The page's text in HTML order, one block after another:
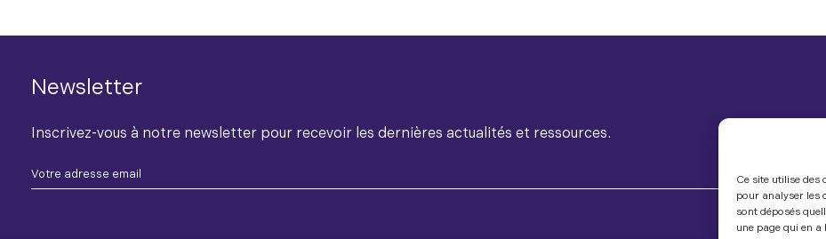
Ce site utilise des
pour analyser les
sont déposés
une page qui en a
Newsletter
Inscrivez-vous à notre newsletter pour recevoir les dernières actualités et ressources.